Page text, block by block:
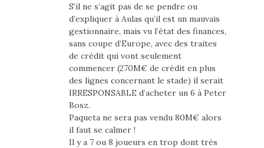
S’il ne s’agit pas de se pendre ou
d’expliquer à Aulas qu’il est un mauvais
gestionnaire, mais vu l’état des finances,
sans coupe d’Europe, avec des traites
de crédit qui vont seulement
commencer (270M€ de crédit en plus
des lignes concernant le stade) il serait
IRRESPONSABLE d’acheter un 6 à Peter
Bosz.
Paqueta ne sera pas vendu 80M€ alors
il faut se calmer !
Il y a 7 ou 8 joueurs en trop dont très